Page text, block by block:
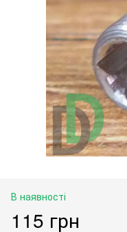
В наявності
115 грн